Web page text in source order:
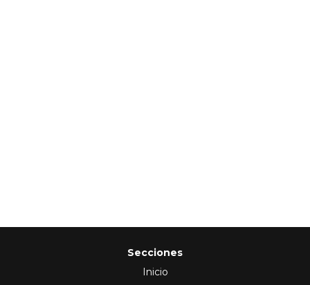
Secciones
Inicio